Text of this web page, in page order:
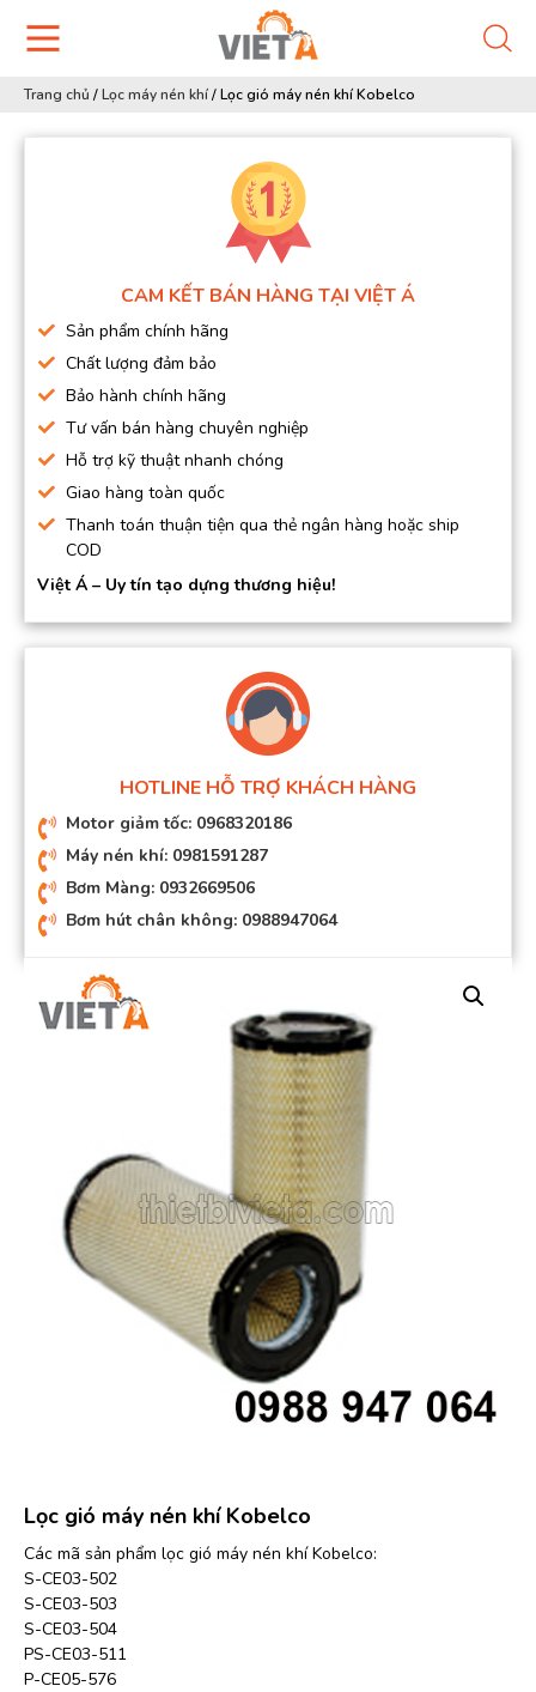
Trang chủ /Lọc máy nén khí/Lọc gió máy nén khí Kobelco
CAM KẾT BÁN HÀNG TẠI VIỆT Á
Sản phẩm chính hãng
Chất lượng đảm bảo
Bảo hành chính hãng
Tư vấn bán hàng chuyên nghiệp
Hỗ trợ kỹ thuật nhanh chóng
Giao hàng toàn quốc
Thanh toán thuận tiện qua thẻ ngân hàng hoặc ship
COD
Việt Á – Uy tín tạo dựng thương hiệu!
HOTLINE HỖ TRỢ KHÁCH HÀNG
Motor giảm tốc: 0968320186
Máy nén khí: 0981591287
Bơm Màng: 0932669506
Bơm hút chân không: 0988947064
Lọc gió máy nén khí Kobelco
Các mã sản phẩm lọc gió máy nén khí Kobelco:
S-CE03-502
S-CE03-503
S-CE03-504
PS-CE03-511
P-CE05-576